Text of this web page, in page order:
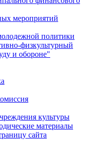
мероприятий
политики
физкультурный
и обороне"
культуры
материалы
сайта